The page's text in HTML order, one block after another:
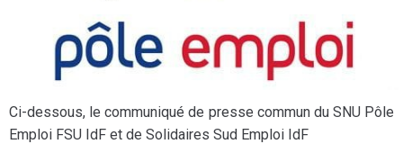
Ci-dessous, le communiqué de presse commun du SNU Pôle
Emploi FSU IdF et de Solidaires Sud Emploi IdF